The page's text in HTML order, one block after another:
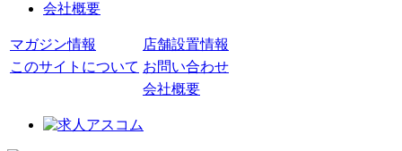
会社概要
マガジン情報
店舗設置情報
このサイトについて お問い合わせ
会社概要